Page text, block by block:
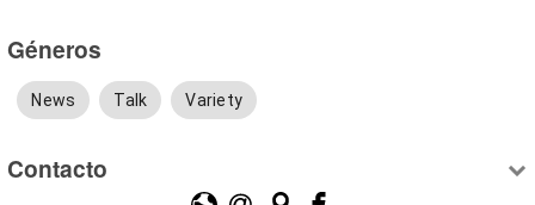
Géneros
News Talk Variety
Contacto